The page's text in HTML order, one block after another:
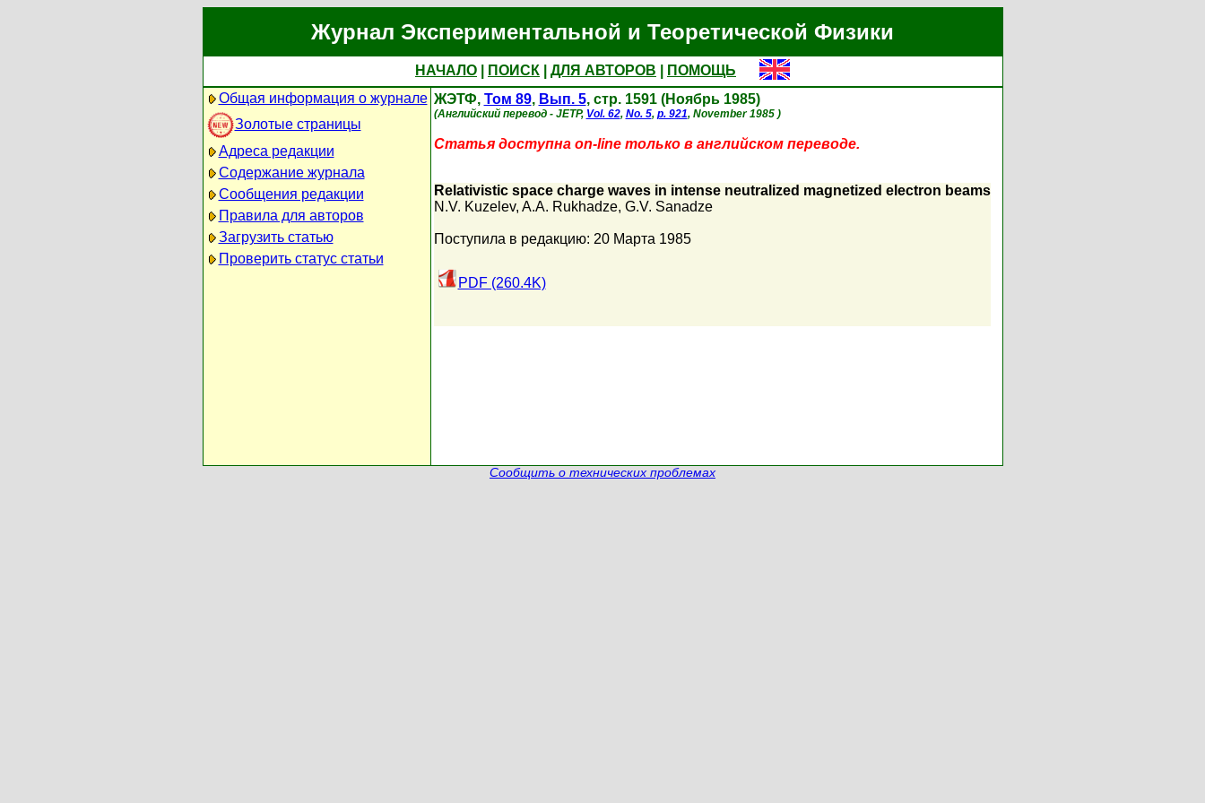
Журнал Экспериментальной и Теоретической Физики
НАЧАЛО ПОИСК ДЛЯ АВТОРОВ
ПОМОЩЬ
Общая информация о журнале
Золотые страницы
Адреса редакции
Содержание журнала
Сообщения редакции
Правила для авторов
Загрузить статью
Проверить статус статьи
ЖЭТФ, Том 89, Вып. 5, стр. 1591 (Ноябрь 1985)
(Английский перевод - JETP, Vol. 62, No. 5, p. 921, November 1985 )
Статья доступна on-line только в английском переводе.
Relativistic space charge waves in intense neutralized magnetized electron beams
N.V. Kuzelev, A.A. Rukhadze, G.V. Sanadze
Поступила в редакцию: 20 Марта 1985
PDF (260.4K)
Сообщить о технических проблемах